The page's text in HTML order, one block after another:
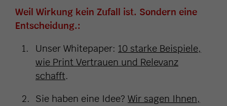
Weil Wirkung kein Zufall ist. Sondern eine
Entscheidung.:
Unser Whitepaper: 10 starke Beispiele,
wie Print Vertrauen und Relevanz
schafft.
Sie haben eine Idee? Wir sagen Ihnen,